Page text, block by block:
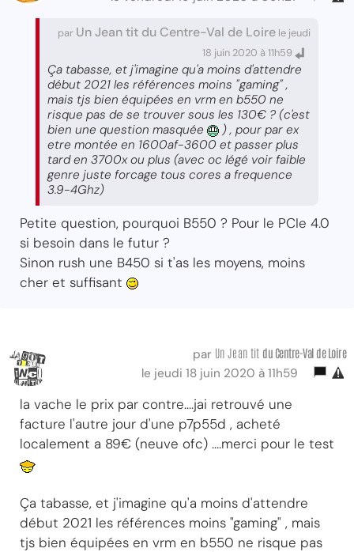
par Un Jean tit du Centre-Val de Loire le jeudi
18 juin 2020 à 11h59
Ça tabasse, et j'imagine qu'a moins d'attendre
début 2021 les références moins "gaming" ,
mais tjs bien équipées en vrm en b550 ne
risque pas de se trouver sous les 130€ ? (c'est
bien une question masquée
) , pour par ex
etre montée en 1600af-3600 et passer plus
tard en 3700x ou plus (avec oc légé voir faible
genre juste forcage tous cores a frequence
3.9-4Ghz)
Petite question, pourquoi B550 ? Pour le PCIe 4.0
si besoin dans le futur ?
Sinon rush une B450 si t'as les moyens, moins
cher et suffisant
par Un Jean tit du Centre-Val de Loire
le jeudi 18 juin 2020 à 11h59
la vache le prix par contre....jai retrouvé une
facture l'autre jour d'une p7p55d , acheté
localement a 89€ (neuve ofc) ....merci pour le test
Ça tabasse, et j'imagine qu'a moins d'attendre
début 2021 les références moins "gaming" , mais
tjs bien équipées en vrm en b550 ne risque pas